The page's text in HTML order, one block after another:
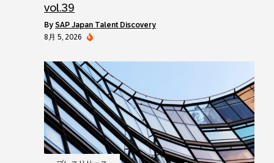
vol.39
by SAP Japan Talent Discovery
8月 5, 2026